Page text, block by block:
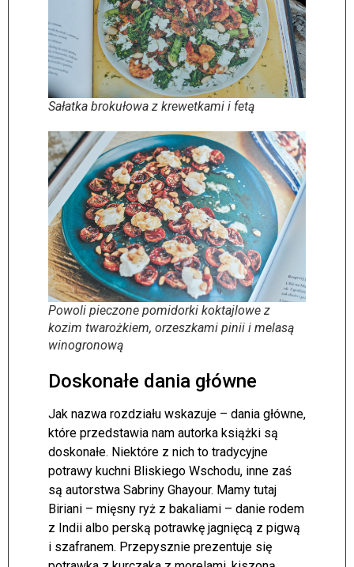
Sałatka brokułowa z krewetkami i fetą
Powoli pieczone pomidorki koktajlowe z
kozim twarożkiem, orzeszkami pinii i melasą
winogronową
Doskonałe dania główne
Jak nazwa rozdziału wskazuje – dania główne,
które przedstawia nam autorka książki są
doskonałe. Niektóre z nich to tradycyjne
potrawy kuchni Bliskiego Wschodu, inne zaś
są autorstwa Sabriny Ghayour. Mamy tutaj
Biriani – mięsny ryż z bakaliami – danie rodem
z Indii albo perską potrawkę jagnięcą z pigwą
i szafranem. Przepysznie prezentuje się